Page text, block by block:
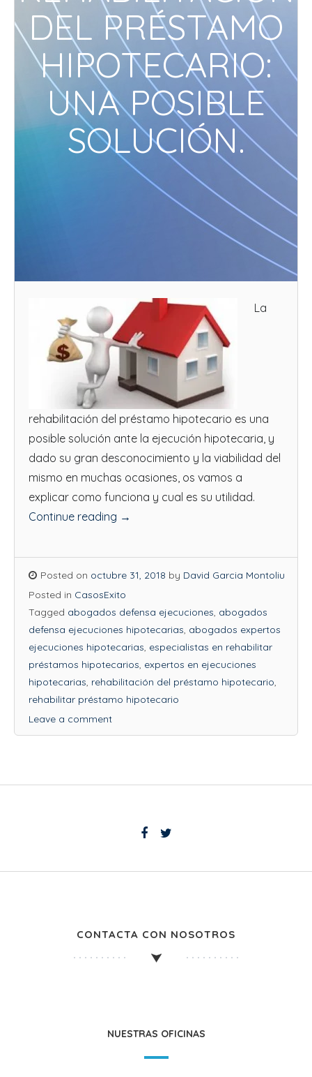
DEL PRÉSTAMO
HIPOTECARIO:
UNA POSIBLE
SOLUCIÓN.
La
rehabilitación del préstamo hipotecario es una
posible solución ante la ejecución hipotecaria, y
dado su gran desconocimiento y la viabilidad del
mismo en muchas ocasiones, os vamos a
explicar como funciona y cual es su utilidad.
Continue reading →
Posted on octubre 31, 2018 by David Garcia Montoliu
Posted in CasosExito
Tagged abogados defensa ejecuciones, abogados
defensa ejecuciones hipotecarias, abogados expertos
ejecuciones hipotecarias, especialistas en rehabilitar
préstamos hipotecarios, expertos en ejecuciones
hipotecarias, rehabilitación del préstamo hipotecario,
rehabilitar préstamo hipotecario
Leave a comment
CONTACTA CON NOSOTROS
NUESTRAS OFICINAS